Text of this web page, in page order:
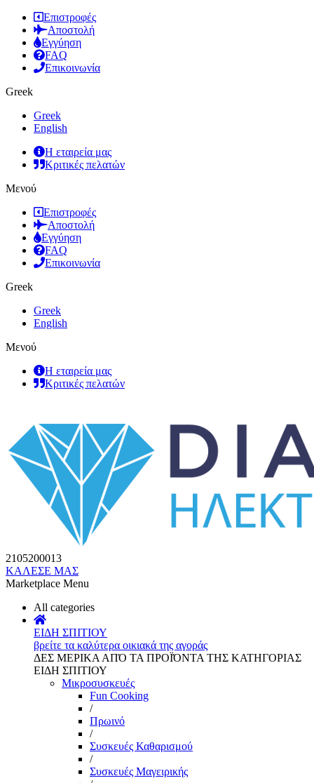
Επιστροφές
Αποστολή
Εγγύηση
FAQ
Επικοινωνία
Greek
Greek
English
Η εταιρεία μας
Κριτικές πελατών
Μενού
Επιστροφές
Αποστολή
Εγγύηση
FAQ
Επικοινωνία
Greek
Greek
English
Μενού
Η εταιρεία μας
Κριτικές πελατών
2105200013
ΚΑΛΕΣΕ ΜΑΣ
Marketplace Menu
All categories
ΕΙΔΗ ΣΠΙΤΙΟΥ
βρείτε τα καλύτερα οικιακά της αγοράς
ΔΕΣ ΜΕΡΙΚΑ ΑΠΌ ΤΑ ΠΡΟΪΌΝΤΑ ΤΗΣ ΚΑΤΗΓΟΡΙΑΣ
ΕΙΔΗ ΣΠΙΤΙΟΥ
Μικροσυσκευές
Fun Cooking
/
Πρωινό
/
Συσκευές Καθαρισμού
/
Συσκευές Μαγειρικής